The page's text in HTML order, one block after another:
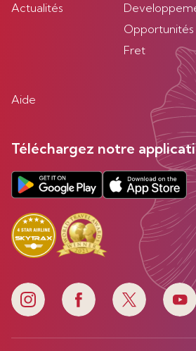
Actualités
Opportunités
Fret
Aide
Téléchargez notre